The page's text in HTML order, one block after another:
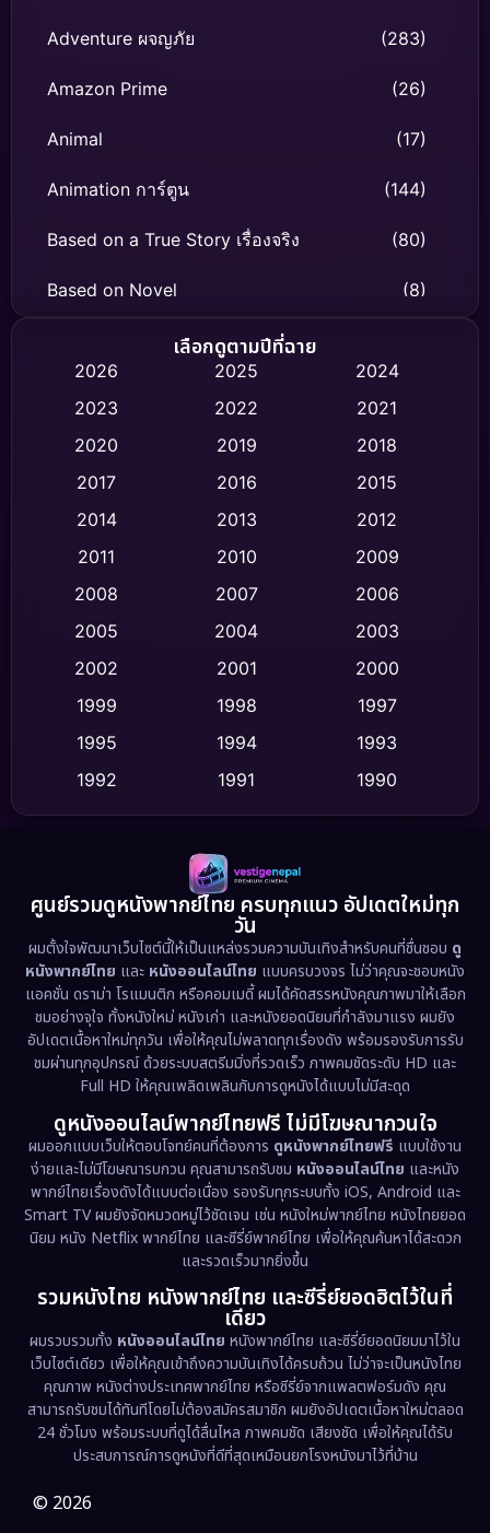
Adventure ผจญภัย (283)
Amazon Prime (26)
Animal (17)
Animation การ์ตูน (144)
Based on a True Story เรื่องจริง (80)
Based on Novel (8)
Biography ชีวิตจริง
Classic หนังคลาสสิก (47)
Comedy ตลก (459)
Crime อาชญากรรม (535)
Cult Film
Dance เต้น (10)
Detective สืบสวน (77)
Disaster (13)
Disney+ (5)
Documentary สารคดี (95)
Drama ดราม่า (1,524)
Dystopian (17)
Emotional (61)
Epic มหากาพย์ (229)
Erotic (42)
Family ครอบครัว (375)
Fantasy จินตนาการ (339)
Fiction (9)
Film (57)
Gothic
เลือกดูตามปีที่ฉาย
2026 2025
2024
2023
2022
2021
2020
2019
2018
2017
2016
2015
2014
2013
2012
2011
2010
2009
2008
2007
2006
2005
2004
2003
2002
2001
2000
1999
1998
1997
1995
1994
1993
1992
1991
1990
1989
1988
1986
1983
1978
1974
1962
ศูนย์รวมดูหนังพากย์ไทย ครบทุกแนว อัปเดตใหม่ทุก
วัน
ผมตั้งใจพัฒนาเว็บไซต์นี้ให้เป็นแหล่งรวมความบันเทิงสำหรับคนที่ชื่นชอบ ดู
หนังพากย์ไทย และ หนังออนไลน์ไทย แบบครบวงจร ไม่ว่าคุณจะชอบหนัง
แอคชั่น ดราม่า โรแมนติก หรือคอมเมดี้ ผมได้คัดสรรหนังคุณภาพมาให้เลือก
ชมอย่างจุใจ ทั้งหนังใหม่ หนังเก่า และหนังยอดนิยมที่กำลังมาแรง ผมยัง
อัปเดตเนื้อหาใหม่ทุกวัน เพื่อให้คุณไม่พลาดทุกเรื่องดัง พร้อมรองรับการรับ
ชมผ่านทุกอุปกรณ์ ด้วยระบบสตรีมมิ่งที่รวดเร็ว ภาพคมชัดระดับ HD และ
Full HD ให้คุณเพลิดเพลินกับการดูหนังได้แบบไม่มีสะดุด
ดูหนังออนไลน์พากย์ไทยฟรี ไม่มีโฆษณากวนใจ
ผมออกแบบเว็บให้ตอบโจทย์คนที่ต้องการ ดูหนังพากย์ไทยฟรี แบบใช้งาน
ง่ายและไม่มีโฆษณารบกวน คุณสามารถรับชม หนังออนไลน์ไทย และหนัง
พากย์ไทยเรื่องดังได้แบบต่อเนื่อง รองรับทุกระบบทั้ง iOS, Android และ
Smart TV ผมยังจัดหมวดหมู่ไว้ชัดเจน เช่น หนังใหม่พากย์ไทย หนังไทยยอด
นิยม หนัง Netflix พากย์ไทย และซีรี่ย์พากย์ไทย เพื่อให้คุณค้นหาได้สะดวก
และรวดเร็วมากยิ่งขึ้น
รวมหนังไทย หนังพากย์ไทย และซีรี่ย์ยอดฮิตไว้ในที่
เดียว
ผมรวบรวมทั้ง หนังออนไลน์ไทย หนังพากย์ไทย และซีรี่ย์ยอดนิยมมาไว้ใน
เว็บไซต์เดียว เพื่อให้คุณเข้าถึงความบันเทิงได้ครบถ้วน ไม่ว่าจะเป็นหนังไทย
คุณภาพ หนังต่างประเทศพากย์ไทย หรือซีรี่ย์จากแพลตฟอร์มดัง คุณ
สามารถรับชมได้ทันทีโดยไม่ต้องสมัครสมาชิก ผมยังอัปเดตเนื้อหาใหม่ตลอด
24 ชั่วโมง พร้อมระบบที่ดูได้ลื่นไหล ภาพคมชัด เสียงชัด เพื่อให้คุณได้รับ
ประสบการณ์การดูหนังที่ดีที่สุดเหมือนยกโรงหนังมาไว้ที่บ้าน
© 2026